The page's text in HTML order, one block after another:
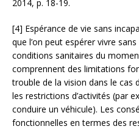
2014, p. 18-19.
[4] Espérance de vie sans
que l’on peut espérer vivre
conditions sanitaires du
comprennent des limitations
trouble de la vision dans le cas
les restrictions d’activités (par
conduire un véhicule). Les
fonctionnelles en termes des